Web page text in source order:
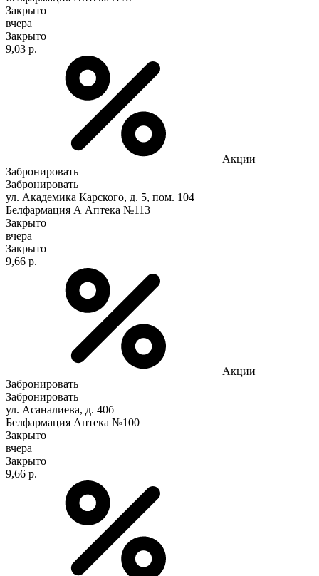
Закрыто
вчера
Закрыто
9,03 р.
Акции
Забронировать
Забронировать
ул. Академика Карского, д. 5, пом. 104
Белфармация А Аптека №113
Закрыто
вчера
Закрыто
9,66 р.
Акции
Забронировать
Забронировать
ул. Асаналиева, д. 40б
Белфармация Аптека №100
Закрыто
вчера
Закрыто
9,66 р.